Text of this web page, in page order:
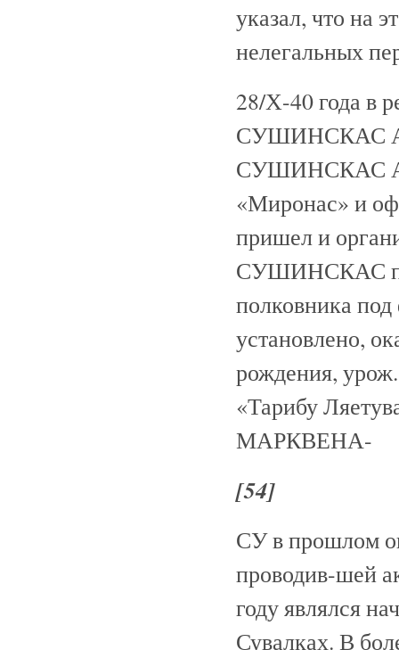
указал, что на
нелегальных
28/Х-40 года в
СУШИНСКАС
СУШИНСКАС
«Миронас» и
пришел и
СУШИНСКАС
полковника
установлено,
рождения,
«Тарибу
МАРКВЕНА-
[54]
СУ в прошлом
проводив-шей
году являлся
Сувалках. В